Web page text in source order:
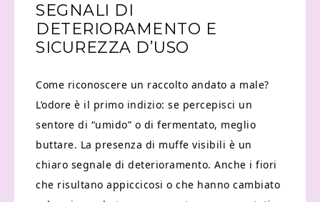
SEGNALI DI
DETERIORAMENTO E
SICUREZZA D’USO
Come riconoscere un raccolto andato a male?
L’odore è il primo indizio: se percepisci un
sentore di “umido” o di fermentato, meglio
buttare. La presenza di muffe visibili è un
chiaro segnale di deterioramento. Anche i fiori
che risultano appiccicosi o che hanno cambiato